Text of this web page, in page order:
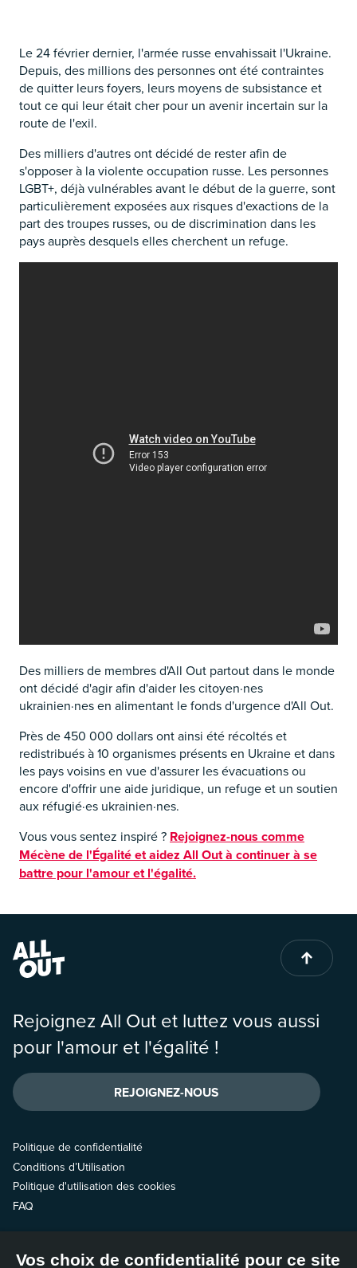
Le 24 février dernier, l'armée russe envahissait l'Ukraine.
Depuis, des millions des personnes ont été contraintes
de quitter leurs foyers, leurs moyens de subsistance et
tout ce qui leur était cher pour un avenir incertain sur la
route de l'exil.
Des milliers d'autres ont décidé de rester afin de
s'opposer à la violente occupation russe. Les personnes
LGBT+, déjà vulnérables avant le début de la guerre, sont
particulièrement exposées aux risques d'exactions de la
part des troupes russes, ou de discrimination dans les
pays auprès desquels elles cherchent un refuge.
Des milliers de membres d'All Out partout dans le monde
ont décidé d'agir afin d'aider les citoyen·nes
ukrainien·nes en alimentant le fonds d'urgence d'All Out.
Près de 450 000 dollars ont ainsi été récoltés et
redistribués à 10 organismes présents en Ukraine et dans
les pays voisins en vue d'assurer les évacuations ou
encore d'offrir une aide juridique, un refuge et un soutien
aux réfugié·es ukrainien·nes.
Vous vous sentez inspiré ? Rejoignez-nous comme
Mécène de l'Égalité et aidez All Out à continuer à se
battre pour l'amour et l'égalité.
Rejoignez All Out et luttez vous aussi
pour l'amour et l'égalité !
REJOIGNEZ-NOUS
Politique de confidentialité
Conditions d’Utilisation
Politique d'utilisation des cookies
FAQ
Vos choix de confidentialité pour ce site